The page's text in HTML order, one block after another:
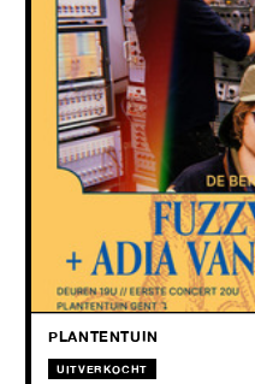
Sax in het kippenhok en bonte
Een Palmarium die bruist en
Bears, het alter ego van De
PLANTENTUIN
UITVERKOCHT